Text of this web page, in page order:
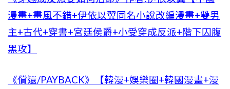
漫畫+畫風不錯+伊依以翼同名小說改編漫畫+雙男
主+古代+穿書+宮廷侯爵+小受穿成反派+階下囚腹
黑攻】
《償還/PAYBACK》【韓漫+娛樂圈+韓國漫畫+漫